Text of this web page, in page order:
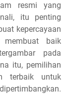
resmi yang
itu penting
kepercayaan
membuat baik
pada
itu, pemilihan
terbaik untuk